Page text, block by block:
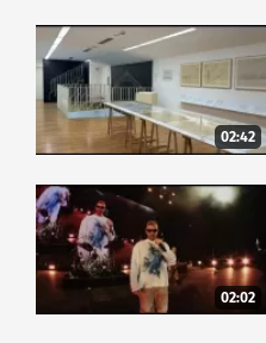
02:42
02:02